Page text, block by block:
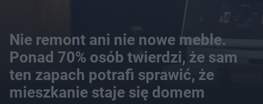
Nie remont ani nie nowe meble.
Ponad 70% osób twierdzi, że sam
ten zapach potrafi sprawić, że
mieszkanie staje się domem